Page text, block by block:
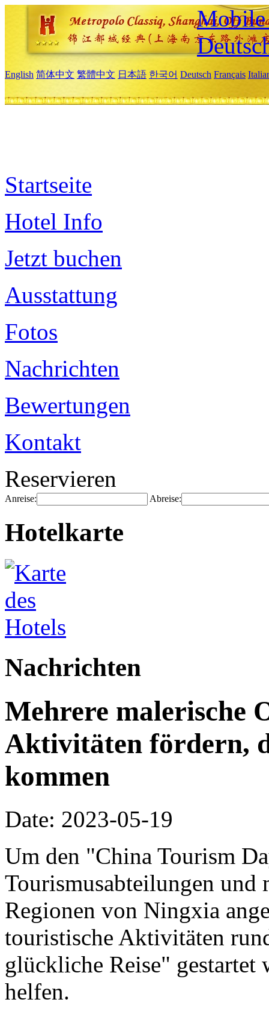
Mobile
English 简体中文 繁體中文 日本語 한국어 Deutsch Français
Startseite
Hotel Info
Jetzt buchen
Ausstattung
Fotos
Nachrichten
Bewertungen
Kontakt
Reservieren
Anreise: Abreise:
Hotelkarte
Nachrichten
Mehrere malerische
Aktivitäten fördern,
kommen
Date: 2023-05-19
Um den "China Tourism
Tourismusabteilungen und
Regionen von Ningxia
touristische Aktivitäten
glückliche Reise" gestartet
helfen.